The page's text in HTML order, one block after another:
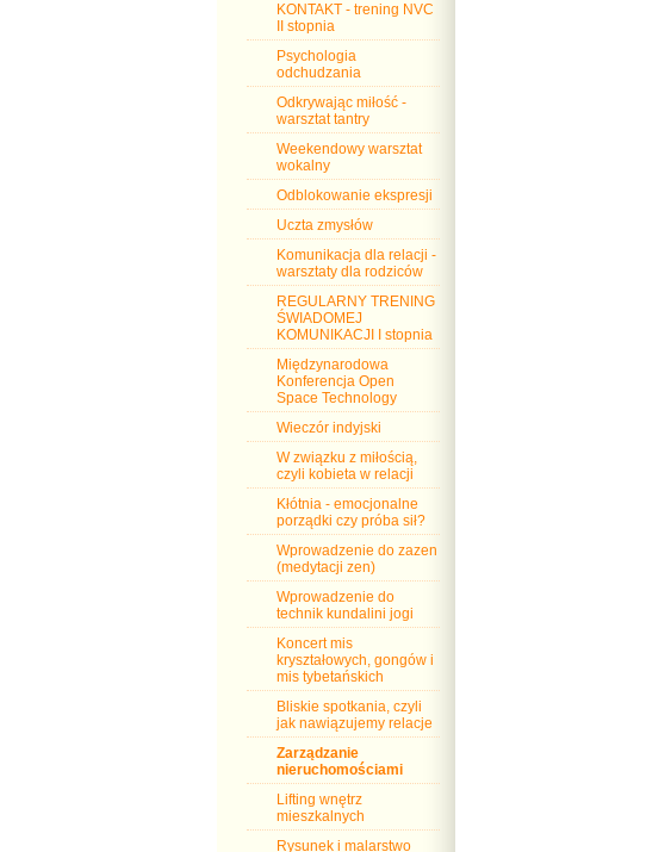
KONTAKT - trening NVC
II stopnia
Psychologia
odchudzania
Odkrywając miłość -
warsztat tantry
Weekendowy warsztat
wokalny
Odblokowanie ekspresji
Uczta zmysłów
Komunikacja dla relacji -
warsztaty dla rodziców
REGULARNY TRENING
ŚWIADOMEJ
KOMUNIKACJI I stopnia
Międzynarodowa
Konferencja Open
Space Technology
Wieczór indyjski
W związku z miłością,
czyli kobieta w relacji
Kłótnia - emocjonalne
porządki czy próba sił?
Wprowadzenie do zazen
(medytacji zen)
Wprowadzenie do
technik kundalini jogi
Koncert mis
kryształowych, gongów i
mis tybetańskich
Bliskie spotkania, czyli
jak nawiązujemy relacje
Zarządzanie
nieruchomościami
Lifting wnętrz
mieszkalnych
Rysunek i malarstwo